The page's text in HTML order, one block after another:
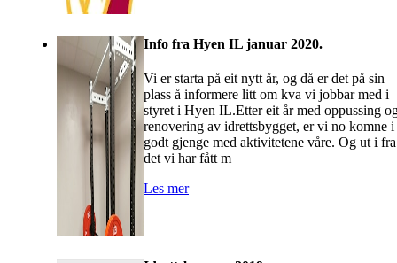
Info fra Hyen IL januar 2020.
Vi er starta på eit nytt år, og då er det på sin
plass å informere litt om kva vi jobbar med i
styret i Hyen IL.Etter eit år med oppussing
renovering av idrettsbygget, er vi no komne i
godt gjenge med aktivitetene våre. Og ut i fra
det vi har fått m
Les mer